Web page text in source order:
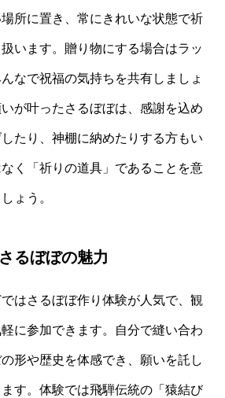
所に置き、常にきれいな状態で祈
います。贈り物にする場合はラッ
なで祝福の気持ちを共有しましょ
が叶ったさるぼぼは、感謝を込め
たり、神棚に納めたりする方もい
く「祈りの道具」であることを意
ょう。
るぼぼの魅力
はさるぼぼ作り体験が人気で、観
に参加できます。自分で縫い合わ
形や歴史を体感でき、願いを託し
す。体験では飛騨伝統の「猿結び